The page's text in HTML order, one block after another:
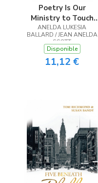
Poetry Is Our
Ministry to Touch
the Heart
ANELDA LUKESIA
BALLARD / JEAN ANELDA
SCOTT
Disponible
11,12 €